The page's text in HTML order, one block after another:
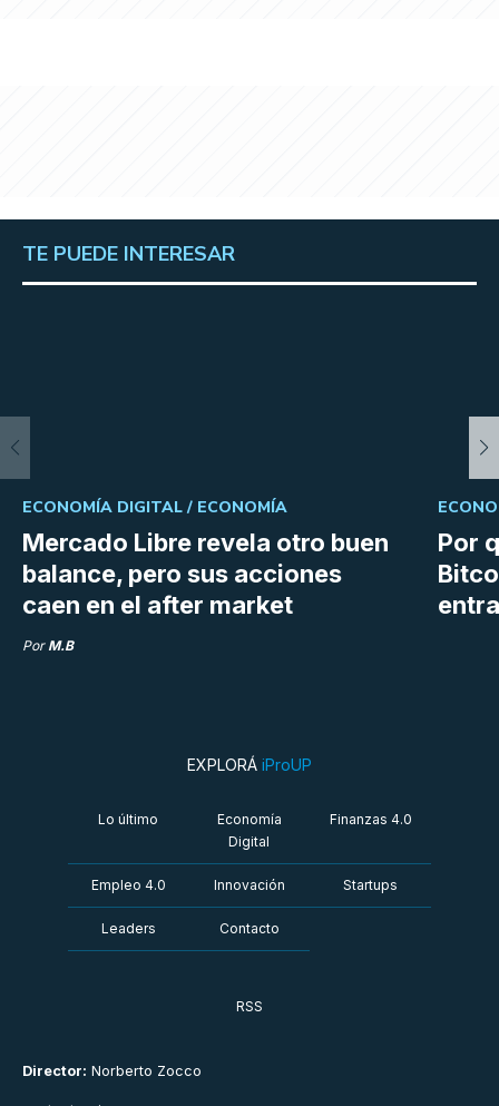
TE PUEDE INTERESAR
Mercado Libre revela otro buen
balance, pero sus acciones
caen en el after market
ECONOMÍA DIGITAL / ECONOMÍA
Por M.B
Por
Director: Norberto Zocco
EXPLORÁ iProUP
Lo último
Economía
Digital
Finanzas 4.0
Empleo 4.0 Innovación Startups
Leaders Contacto
RSS